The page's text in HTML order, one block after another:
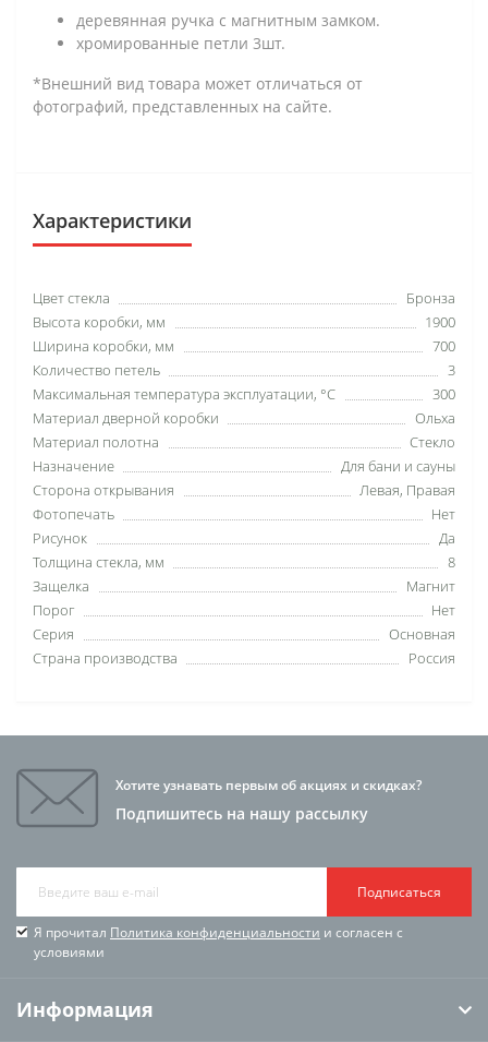
деревянная ручка с магнитным замком.
хромированные петли 3шт.
*Внешний вид товара может отличаться от
фотографий, представленных на сайте.
Характеристики
Цвет стекла
Бронза
Высота коробки, мм
1900
Ширина коробки, мм
700
Количество петель
3
Максимальная температура эксплуатации, °C
300
Материал дверной коробки
Ольха
Материал полотна
Стекло
Назначение
Для бани и сауны
Сторона открывания
Левая, Правая
Фотопечать
Нет
Рисунок
Да
Толщина стекла, мм
8
Защелка
Магнит
Порог
Нет
Серия
Основная
Страна производства
Россия
Хотите узнавать первым об акциях и скидках?
Подпишитесь на нашу рассылку
Подписаться
Я прочитал Политика конфиденциальности и согласен с
условиями
Информация